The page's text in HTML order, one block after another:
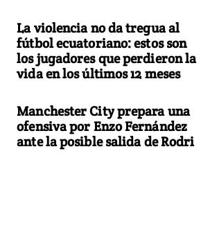
La violencia no da tregua al
fútbol ecuatoriano: estos son
los jugadores que perdieron la
vida en los últimos 12 meses
Manchester City prepara una
ofensiva por Enzo Fernández
ante la posible salida de Rodri